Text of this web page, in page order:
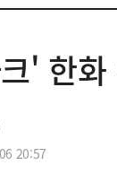
' 한
20:57